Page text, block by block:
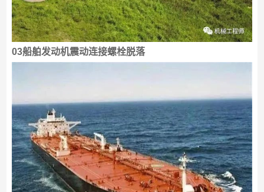
03船舶发动机震动连接螺栓脱落